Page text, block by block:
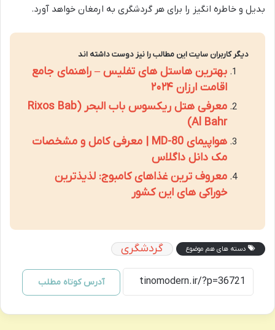
بدیل و خاطره انگیز را برای هر گردشگری به ارمغان خواهد آورد.
دیگر کاربران سایت این مطالب را نیز دوست داشته اند
بهترین هاستل های تفلیس – راهنمای جامع
اقامت ارزان ۲۰۲۴
معرفی هتل ریکسوس باب البحر (Rixos Bab
Al Bahr)
هواپیمای MD-80 | معرفی کامل و مشخصات
مک دانل داگلاس
معروف ترین غذاهای کامبوج: لذیذترین
خوراکی های این کشور
دسته های هم موضوع گردشگری
آدرس کوتاه مطلب